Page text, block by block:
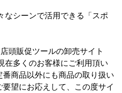
シーンで活用できる「スポ
頭販促ツールの卸売サイト
在多くのお客様にご利用頂い
商品以外にも商品の取り扱い
望にお応えして、この度サイ